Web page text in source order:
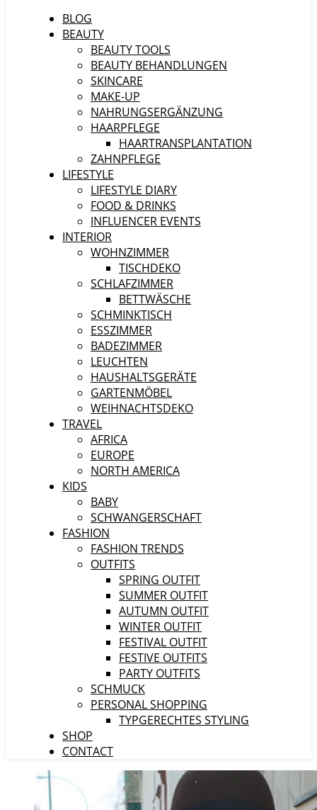
BLOG
BEAUTY
BEAUTY TOOLS
BEAUTY BEHANDLUNGEN
SKINCARE
MAKE-UP
NAHRUNGSERGÄNZUNG
HAARPFLEGE
HAARTRANSPLANTATION
ZAHNPFLEGE
LIFESTYLE
LIFESTYLE DIARY
FOOD & DRINKS
INFLUENCER EVENTS
INTERIOR
WOHNZIMMER
TISCHDEKO
SCHLAFZIMMER
BETTWÄSCHE
SCHMINKTISCH
ESSZIMMER
BADEZIMMER
LEUCHTEN
HAUSHALTSGERÄTE
GARTENMÖBEL
WEIHNACHTSDEKO
TRAVEL
AFRICA
EUROPE
NORTH AMERICA
KIDS
BABY
SCHWANGERSCHAFT
FASHION
FASHION TRENDS
OUTFITS
SPRING OUTFIT
SUMMER OUTFIT
AUTUMN OUTFIT
WINTER OUTFIT
FESTIVAL OUTFIT
FESTIVE OUTFITS
PARTY OUTFITS
SCHMUCK
PERSONAL SHOPPING
TYPGERECHTES STYLING
SHOP
CONTACT